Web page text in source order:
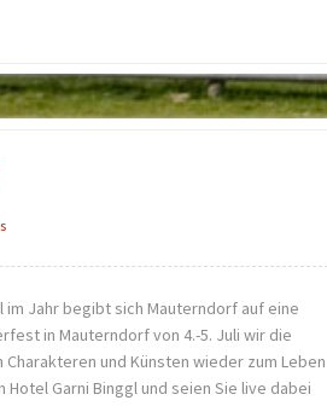
Jahr begibt sich Mauterndorf auf eine
in Mauterndorf von 4.-5. Juli wir die
und Künsten wieder zum Leben
Garni Binggl und seien Sie live dabei